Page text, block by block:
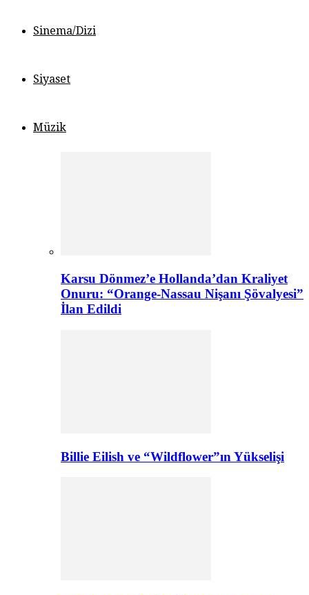
Sinema/Dizi
Siyaset
Müzik
Karsu Dönmez’e Hollanda’dan Kraliyet
Onuru: “Orange-Nassau Nişanı Şövalyesi”
İlan Edildi
Billie Eilish ve “Wildflower”ın Yükselişi